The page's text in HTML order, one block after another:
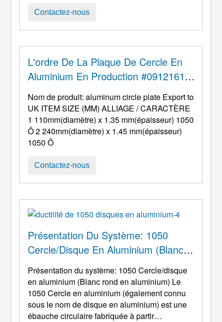
MOQ:3tons per size Standard
aluminium,1100 disques en aluminium,
L'aluminium Hennan Huawei a plus que 10
des années d'expérience dans ...
Contactez-nous
L'ordre De La Plaque De Cercle En
Aluminium En Production #09121617
Nom de produit:aluminum circle plate Export to
UK ITEM SIZE (MM) ALLIAGE / CARACTÈRE
1 110mm(diamètre) x 1.35 mm(épaisseur) 1050
Ô 2 240mm(diamètre) x 1.45 mm(épaisseur)
1050 Ô
Contactez-nous
Présentation Du Système: 1050
Cercle/disque En Aluminium (Blanc
Rond En Aluminium)
Présentation du système: 1050 Cercle/disque
en aluminium (Blanc rond en aluminium) Le
1050 Cercle en aluminium (également connu
sous le nom de disque en aluminium) est une
ébauche circulaire fabriquée à partir